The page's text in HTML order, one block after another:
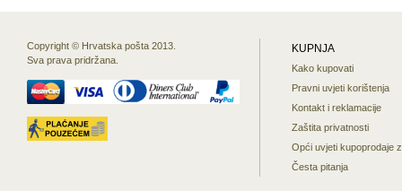
Copyright © Hrvatska pošta 2013.
Sva prava pridržana.
KUPNJA
Kako kupovati
Pravni uvjeti korištenja
Kontakt i reklamacije
Zaštita privatnosti
Opći uvjeti kupoprodaje
Česta pitanja